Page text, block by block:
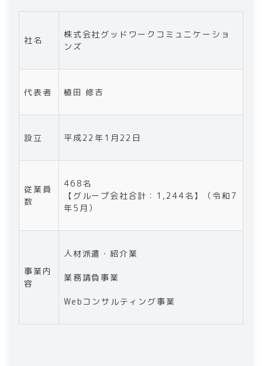
社名
株式会社グッドワークコミュニケーショ
ンズ
代表者 植田 修吉
設立 平成22年1月22日
従業員
数
468名
【グループ会社合計：1,244名】（令和7
年5月）
事業内
容
人材派遣・紹介業
業務請負事業
Webコンサルティング事業